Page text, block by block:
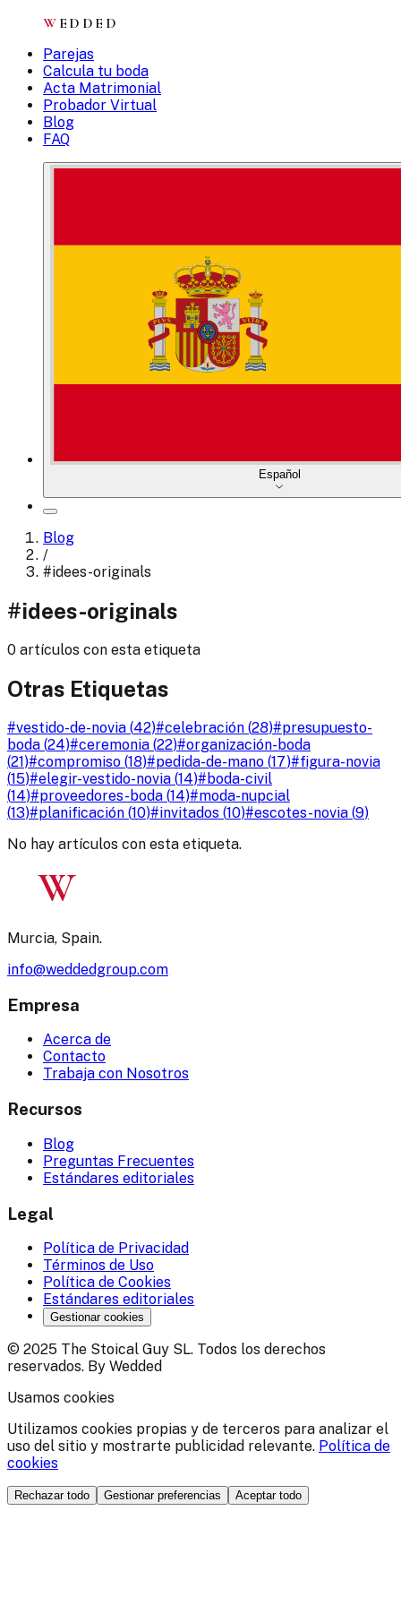
W EDDED
Parejas
Calcula tu boda
Acta Matrimonial
Probador Virtual
Blog
FAQ
Español
Blog
/
#idees-originals
#idees-originals
0 artículos con esta etiqueta
Otras Etiquetas
#vestido-de-novia (42)#celebración (28)#presupuesto-
boda (24)#ceremonia (22)#organización-boda
(21)#compromiso (18)#pedida-de-mano (17)#figura-novia
(15)#elegir-vestido-novia (14)#boda-civil
(14)#proveedores-boda (14)#moda-nupcial
(13)#planificación (10)#invitados (10)#escotes-novia (9)
No hay artículos con esta etiqueta.
W
Murcia, Spain.
info@weddedgroup.com
Empresa
Acerca de
Contacto
Trabaja con Nosotros
Recursos
Blog
Preguntas Frecuentes
Estándares editoriales
Legal
Política de Privacidad
Términos de Uso
Política de Cookies
Estándares editoriales
Gestionar cookies
© 2025 The Stoical Guy SL. Todos los derechos
reservados. By Wedded
Usamos cookies
Utilizamos cookies propias y de terceros para analizar el
uso del sitio y mostrarte publicidad relevante. Política de
cookies
Rechazar todo Gestionar preferencias Aceptar todo